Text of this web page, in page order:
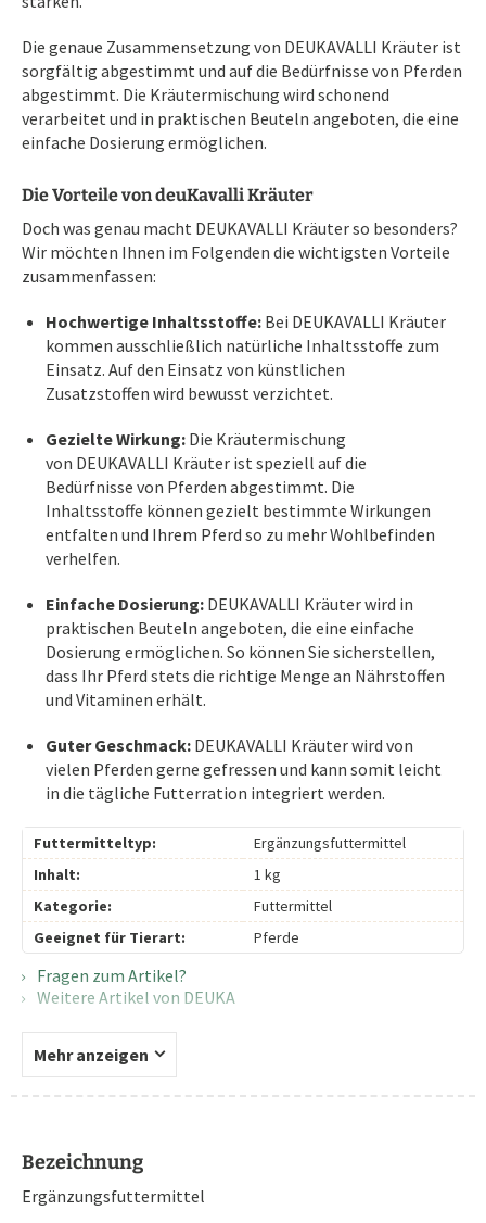
Die genaue Zusammensetzung von DEUKAVALLI Kräuter ist
sorgfältig abgestimmt und auf die Bedürfnisse von Pferden
abgestimmt. Die Kräutermischung wird schonend
verarbeitet und in praktischen Beuteln angeboten, die eine
einfache Dosierung ermöglichen.
Die Vorteile von deuKavalli Kräuter
Doch was genau macht DEUKAVALLI Kräuter so besonders?
Wir möchten Ihnen im Folgenden die wichtigsten Vorteile
zusammenfassen:
Hochwertige Inhaltsstoffe: Bei DEUKAVALLI Kräuter
kommen ausschließlich natürliche Inhaltsstoffe zum
Einsatz. Auf den Einsatz von künstlichen
Zusatzstoffen wird bewusst verzichtet.
Gezielte Wirkung: Die Kräutermischung
von DEUKAVALLI Kräuter ist speziell auf die
Bedürfnisse von Pferden abgestimmt. Die
Inhaltsstoffe können gezielt bestimmte Wirkungen
entfalten und Ihrem Pferd so zu mehr Wohlbefinden
verhelfen.
Einfache Dosierung: DEUKAVALLI Kräuter wird in
praktischen Beuteln angeboten, die eine einfache
Dosierung ermöglichen. So können Sie sicherstellen,
dass Ihr Pferd stets die richtige Menge an Nährstoffen
und Vitaminen erhält.
Guter Geschmack: DEUKAVALLI Kräuter wird von
vielen Pferden gerne gefressen und kann somit leicht
in die tägliche Futterration integriert werden.
Futtermitteltyp:
Ergänzungsfuttermittel
Inhalt:
1 kg
Kategorie:
Futtermittel
Geeignet für Tierart:
Pferde
Fragen zum Artikel?
Weitere Artikel von DEUKA
Mehr anzeigen
Bezeichnung
Ergänzungsfuttermittel